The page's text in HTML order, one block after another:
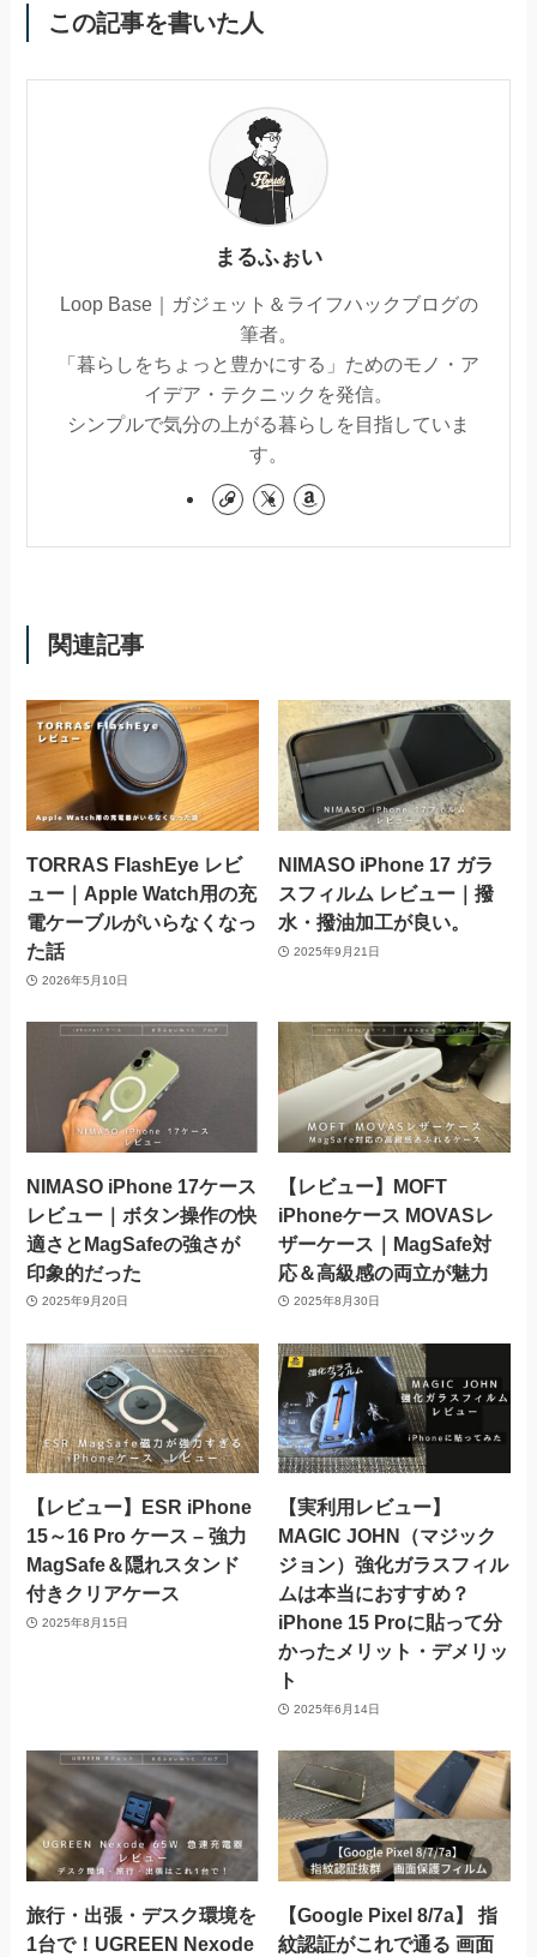
この記事を書いた人
まるふぉい
Loop Base｜ガジェット＆ライフハックブログの
筆者。
「暮らしをちょっと豊かにする」ためのモノ・ア
イデア・テクニックを発信。
シンプルで気分の上がる暮らしを目指していま
す。
関連記事
TORRAS FlashEye レビ
ュー｜Apple Watch用の充
電ケーブルがいらなくなっ
た話
2026年5月10日
NIMASO iPhone 17 ガラ
スフィルム レビュー｜撥
水・撥油加工が良い。
2025年9月21日
NIMASO iPhone 17ケース
レビュー｜ボタン操作の快
適さとMagSafeの強さが
印象的だった
2025年9月20日
【レビュー】MOFT
iPhoneケース MOVASレ
ザーケース｜MagSafe対
応＆高級感の両立が魅力
2025年8月30日
【レビュー】ESR iPhone
15～16 Pro ケース – 強力
MagSafe＆隠れスタンド
付きクリアケース
2025年8月15日
【実利用レビュー】
MAGIC JOHN（マジック
ジョン）強化ガラスフィル
ムは本当におすすめ？
iPhone 15 Proに貼って分
かったメリット・デメリッ
ト
2025年6月14日
旅行・出張・デスク環境を
1台で！UGREEN Nexode
【Google Pixel 8/7a】 指
紋認証がこれで通る 画面